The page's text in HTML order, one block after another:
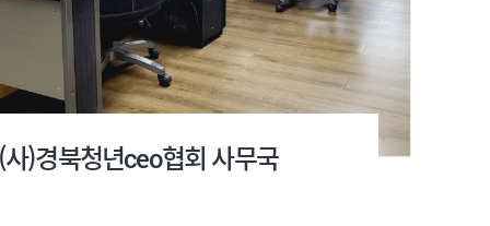
)경북청년ceo협회 사무국